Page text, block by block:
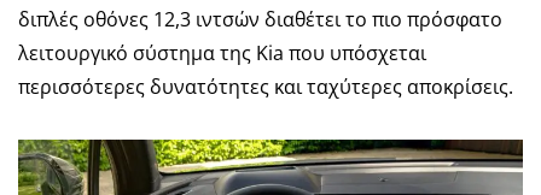
διπλές οθόνες 12,3 ιντσών διαθέτει το πιο πρόσφατο
λειτουργικό σύστημα της Kia που υπόσχεται
περισσότερες δυνατότητες και ταχύτερες αποκρίσεις.